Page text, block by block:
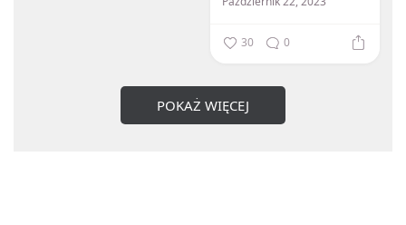
30 0
POKAŻ WIĘCEJ